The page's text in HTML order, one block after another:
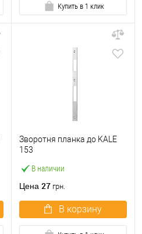
Купить в 1 клик
В наличии
Зворотня планка до KALE
153
Цена 27 грн.
В корзину